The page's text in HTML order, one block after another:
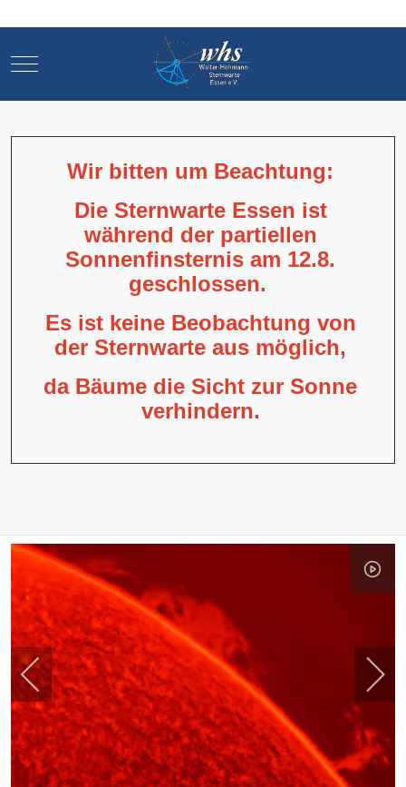
Mobile Menu Toggle
Wir bitten um Beachtung:
Die Sternwarte Essen ist
während der partiellen
Sonnenfinsternis am 12.8.
geschlossen.
Es ist keine Beobachtung von
der Sternwarte aus möglich,
da Bäume die Sicht zur Sonne
verhindern.